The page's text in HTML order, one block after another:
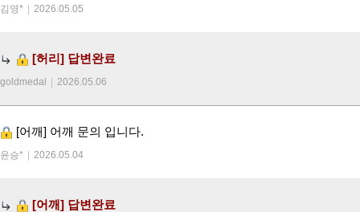
김영* 2026.05.05
[허리] 답변완료
goldmedal 2026.05.06
[어깨] 어깨 문의 입니다.
윤승* 2026.05.04
[어깨] 답변완료